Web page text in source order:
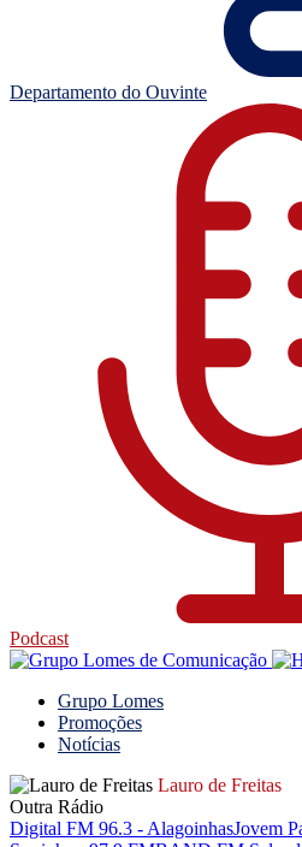
Departamento do Ouvinte
Podcast
Grupo Lomes
Promoções
Notícias
Lauro de Freitas
Outra Rádio
Digital FM 96.3 - AlagoinhasJovem